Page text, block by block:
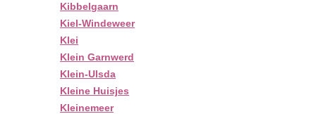
Kibbelgaarn
Kiel-Windeweer
Klei
Klein Garnwerd
Klein-Ulsda
Kleine Huisjes
Kleinemeer